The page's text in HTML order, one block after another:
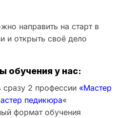
направить на старт в
и открыть своё дело
обучения у нас:
2 профессии «Мастер
педикюра«
формат обучения